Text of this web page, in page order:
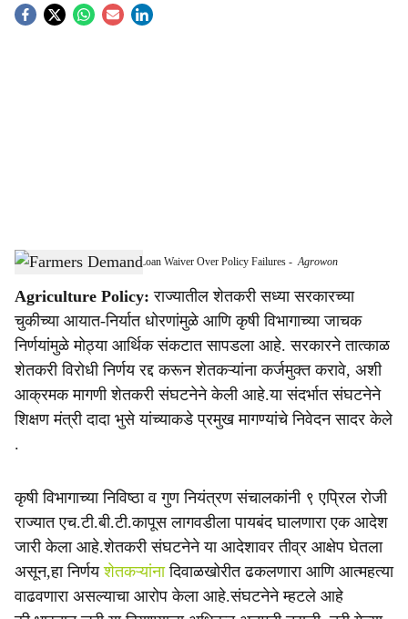
S
a
r
e
Farmers Demand Immediate Loan Waiver Over Policy Failures -Agrowon
Agriculture Policy: राज्यातील शेतकरी सध्या सरकारच्या
चुकीच्या आयात-निर्यात धोरणांमुळे आणि कृषी विभागाच्या जाचक
निर्णयांमुळे मोठ्या आर्थिक संकटात सापडला आहे. सरकारने तात्काळ
शेतकरी विरोधी निर्णय रद्द करून शेतकऱ्यांना कर्जमुक्त करावे, अशी
आक्रमक मागणी शेतकरी संघटनेने केली आहे.या संदर्भात संघटनेने
शिक्षण मंत्री दादा भुसे यांच्याकडे प्रमुख मागण्यांचे निवेदन सादर केले
.
कृषी विभागाच्या निविष्ठा व गुण नियंत्रण संचालकांनी ९ एप्रिल रोजी
राज्यात एच.टी.बी.टी.कापूस लागवडीला पायबंद घालणारा एक आदेश
जारी केला आहे.शेतकरी संघटनेने या आदेशावर तीव्र आक्षेप घेतला
असून,हा निर्णयशेतकऱ्यांनादिवाळखोरीत ढकलणारा आणि आत्महत्या
वाढवणारा असल्याचा आरोप केला आहे.संघटनेने म्हटले आहे